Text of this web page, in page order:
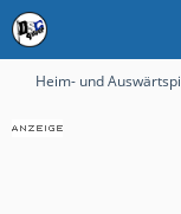
Heim- und